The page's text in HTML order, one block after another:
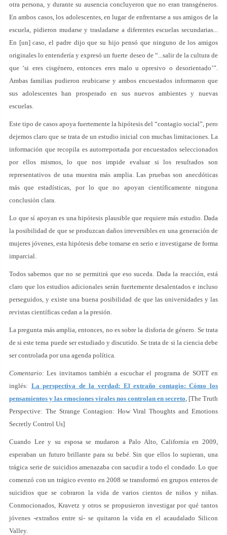
otra persona, y durante su ausencia concluyeron que no eran transgéneros.
En ambos casos, los adolescentes, en lugar de enfrentarse a sus amigos de la
escuela, pidieron mudarse y trasladarse a diferentes escuelas secundarias...
En [un] caso, el padre dijo que su hijo pensó que ninguno de los amigos
originales lo entendería y expresó un fuerte deseo de “...salir de la cultura de
que ‘si eres cisgénero, entonces eres malo u opresivo o desorientado’”.
Ambas familias pudieron reubicarse y ambos encuestados informaron que
sus adolescentes han prosperado en sus nuevos ambientes y nuevas
escuelas.
Este tipo de casos apoya fuertemente la hipótesis del “contagio social”, pero
dejemos claro que se trata de un estudio inicial con muchas limitaciones. La
información que recopila es autorreportada por encuestados seleccionados
por ellos mismos, lo que nos impide evaluar si los resultados son
representativos de una muestra más amplia. Las pruebas son anecdóticas
más que estadísticas, por lo que no apoyan científicamente ninguna
conclusión clara.
Lo que sí apoyan es una hipótesis plausible que requiere más estudio. Dada
la posibilidad de que se produzcan daños irreversibles en una generación de
mujeres jóvenes, esta hipótesis debe tomarse en serio e investigarse de forma
imparcial.
Todos sabemos que no se permitirá que eso suceda. Dada la reacción, está
claro que los estudios adicionales serán fuertemente desalentados e incluso
perseguidos, y existe una buena posibilidad de que las universidades y las
revistas científicas cedan a la presión.
La pregunta más amplia, entonces, no es sobre la disforia de género. Se trata
de si este tema puede ser estudiado y discutido. Se trata de si la ciencia debe
ser controlada por una agenda política.
Comentario: Les invitamos también a escuchar el programa de SOTT en
inglés: La perspectiva de la verdad: El extraño contagio: Cómo los
pensamientos y las emociones virales nos controlan en secreto, [The Truth
Perspective: The Strange Contagion: How Viral Thoughts and Emotions
Secretly Control Us]
Cuando Lee y su esposa se mudaron a Palo Alto, California en 2009,
esperaban un futuro brillante para su bebé. Sin que ellos lo supieran, una
trágica serie de suicidios amenazaba con sacudir a todo el condado. Lo que
comenzó con un trágico evento en 2008 se transformó en grupos enteros de
suicidios que se cobraron la vida de varios cientos de niños y niñas.
Conmocionados, Kravetz y otros se propusieron investigar por qué tantos
jóvenes -extraños entre sí- se quitaron la vida en el acaudalado Silicon
Valley.